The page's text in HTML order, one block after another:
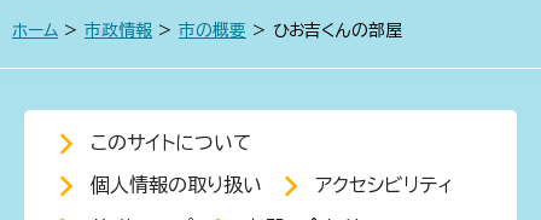
ホーム > 市政情報 > 市の概要 > ひお吉くんの部屋
このサイトについて
個人情報の取り扱い アクセシビリティ